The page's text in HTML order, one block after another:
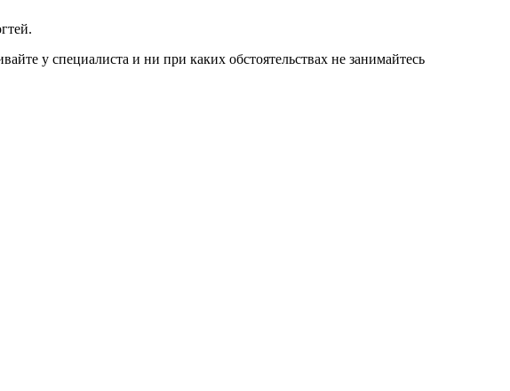
у специалиста и ни при каких обстоятельствах не занимайтесь